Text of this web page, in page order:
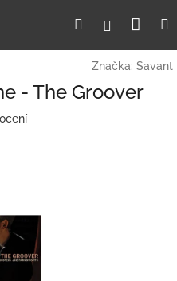
HledatPřihlášení
Značka: Savant
- The Groover